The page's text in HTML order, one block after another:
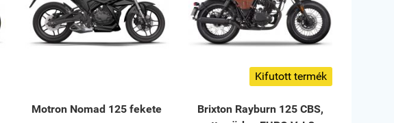
Motron Nomad 125 fekete
Kifutott termék
Brixton Rayburn 125 CBS,